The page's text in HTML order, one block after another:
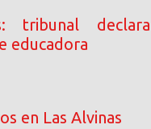
tribunal declara
educadora
en Las Alvinas